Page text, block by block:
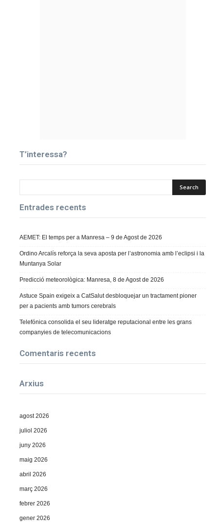
T’interessa?
Entrades recents
AEMET: El temps per a Manresa – 9 de Agost de 2026
Ordino Arcalís reforça la seva aposta per l’astronomia amb l’eclipsi i la
Muntanya Solar
Predicció meteorològica: Manresa, 8 de Agost de 2026
Astuce Spain exigeix a CatSalut desbloquejar un tractament pioner
per a pacients amb tumors cerebrals
Telefónica consolida el seu lideratge reputacional entre les grans
companyies de telecomunicacions
Comentaris recents
Arxius
agost 2026
juliol 2026
juny 2026
maig 2026
abril 2026
març 2026
febrer 2026
gener 2026